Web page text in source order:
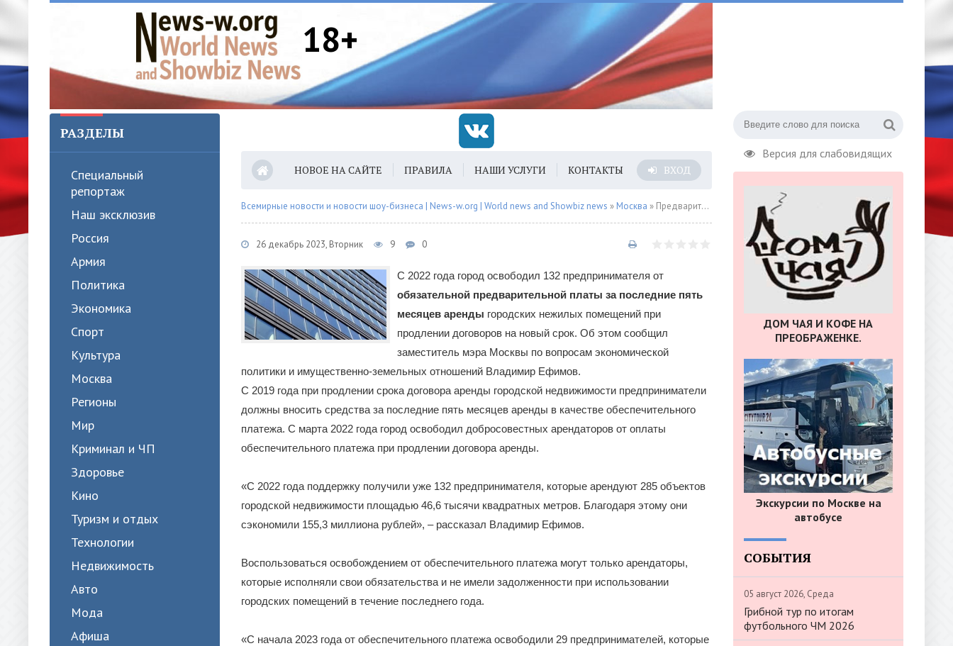
18+
Версия для слабовидящих
РАЗДЕЛЫ
Специальный
репортаж
Наш эксклюзив
Россия
Армия
Политика
Экономика
Спорт
Культура
Москва
Регионы
Мир
Криминал и ЧП
Здоровье
Кино
Туризм и отдых
Технологии
Недвижимость
Авто
Мода
Афиша
НОВОЕ НА САЙТЕ ПРАВИЛА НАШИ УСЛУГИ КОНТАКТЫ ВХОД
Всемирные новости и новости шоу-бизнеса | News-w.org | World news and Showbiz news » Москва » Предварительная плата за аренду
26 декабрь 2023, Вторник 9 0
С 2022 года город освободил 132 предпринимателя от
обязательной предварительной платы за последние пять
месяцев аренды городских нежилых помещений при
продлении договоров на новый срок. Об этом сообщил
заместитель мэра Москвы по вопросам экономической
политики и имущественно-земельных отношений Владимир Ефимов.
С 2019 года при продлении срока договора аренды городской недвижимости предприниматели
должны вносить средства за последние пять месяцев аренды в качестве обеспечительного
платежа. С марта 2022 года город освободил добросовестных арендаторов от оплаты
обеспечительного платежа при продлении договора аренды.
«С 2022 года поддержку получили уже 132 предпринимателя, которые арендуют 285 объектов
городской недвижимости площадью 46,6 тысячи квадратных метров. Благодаря этому они
сэкономили 155,3 миллиона рублей», – рассказал Владимир Ефимов.
Воспользоваться освобождением от обеспечительного платежа могут только арендаторы,
которые исполняли свои обязательства и не имели задолженности при использовании
городских помещений в течение последнего года.
«С начала 2023 года от обеспечительного платежа освободили 29 предпринимателей, которые
ДОМ ЧАЯ И КОФЕ НА
ПРЕОБРАЖЕНКЕ.
Экскурсии по Москве на
автобусе
СОБЫТИЯ
05 август 2026, Среда
Грибной тур по итогам
футбольного ЧМ 2026